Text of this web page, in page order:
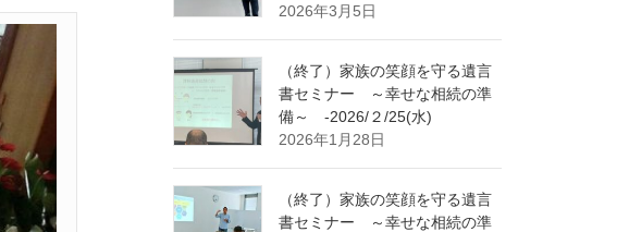
2026年3月5日
（終了）家族の笑顔を守る遺言
書セミナー ～幸せな相続の準
備～ -2026/２/25(水)
2026年1月28日
（終了）家族の笑顔を守る遺言
書セミナー ～幸せな相続の準